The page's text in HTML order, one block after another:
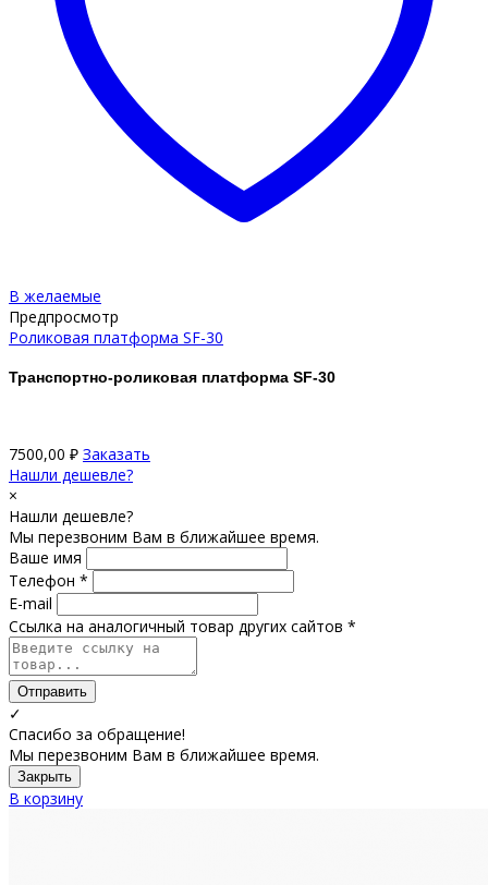
В желаемые
Предпросмотр
Роликовая платформа SF-30
Транспортно-роликовая платформа SF-30
7500,00 ₽ Заказать
Нашли дешевле?
×
Нашли дешевле?
Мы перезвоним Вам в ближайшее время.
Ваше имя
Телефон *
E-mail
Ссылка на аналогичный товар других сайтов *
Отправить
✓
Спасибо за обращение!
Мы перезвоним Вам в ближайшее время.
Закрыть
В корзину